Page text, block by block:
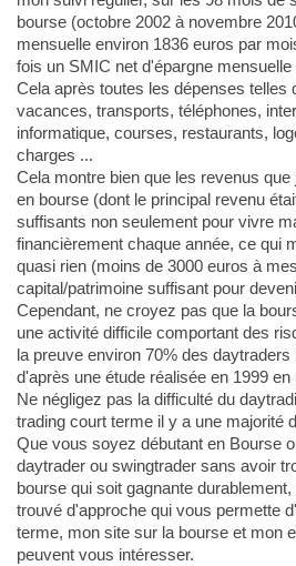
bourse (octobre 2002 à novembre
mensuelle environ 1836 euros par
fois un SMIC net d'épargne
Cela après toutes les dépenses telles
vacances, transports, téléphones,
informatique, courses, restaurants,
charges ...
Cela montre bien que les revenus
en bourse (dont le principal revenu
suffisants non seulement pour vivre
financièrement chaque année, ce qui
quasi rien (moins de 3000 euros à
capital/patrimoine suffisant pour
Cependant, ne croyez pas que la
une activité difficile comportant des
la preuve environ 70% des daytraders
d'après une étude réalisée en 1999
Ne négligez pas la difficulté du
trading court terme il y a une majorité
Que vous soyez débutant en Bourse
daytrader ou swingtrader sans avoir
bourse qui soit gagnante
trouvé d'approche qui vous permette
terme, mon site sur la bourse et mon
peuvent vous intéresser.